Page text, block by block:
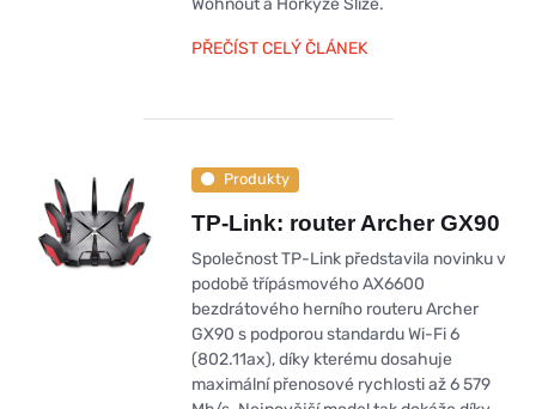
PŘEČÍST CELÝ ČLÁNEK
Produkty
TP-Link: router Archer GX90
Společnost TP-Link představila novinku v
podobě třípásmového AX6600
bezdrátového herního routeru Archer
GX90 s podporou standardu Wi-Fi 6
(802.11ax), díky kterému dosahuje
maximální přenosové rychlosti až 6 579